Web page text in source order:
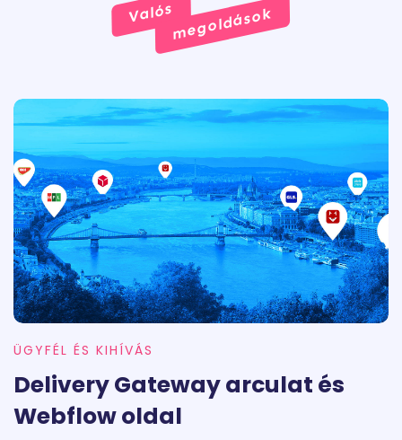
Valósmegoldások
ÜGYFÉL ÉS KIHÍVÁS
Delivery Gateway arculat és
Webflow oldal